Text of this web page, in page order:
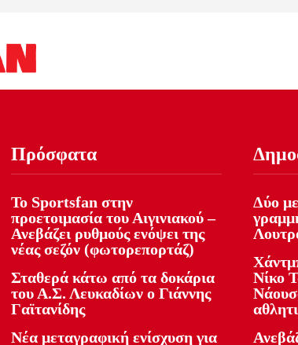
Πρόσφατα
Το Sportsfan στην
προετοιμασία του Αιγινιακού –
Ανεβάζει ρυθμούς ενόψει της
νέας σεζόν (φωτορεπορτάζ)
Σταθερά κάτω από τα δοκάρια
του Α.Σ. Λευκαδίων ο Γιάννης
Γαϊτανίδης
Νέα μεταγραφική ενίσχυση για
Δύο
Νίκο